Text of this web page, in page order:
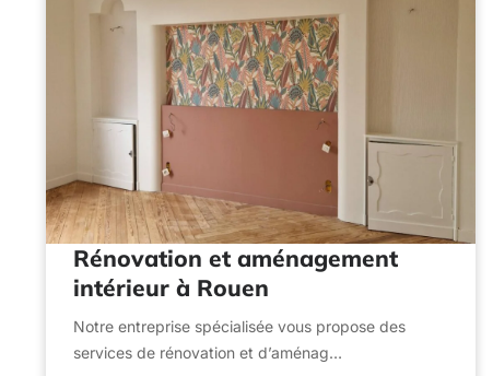
Rénovation et aménagement
intérieur à Rouen
Notre entreprise spécialisée vous propose des
services de rénovation et d’aménag…